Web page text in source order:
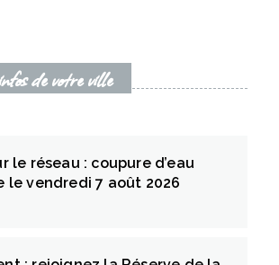
de votre ville
le réseau : coupure d’eau
le vendredi 7 août 2026